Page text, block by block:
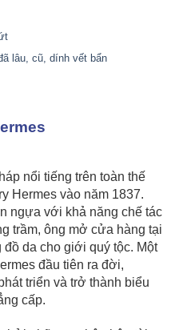
lâu, cũ, dính vết bẩn
nổi tiếng trên toàn thế
Hermes vào năm 1837.
ngựa với khả năng chế tác
trầm, ông mở cửa hàng tại
da cho giới quý tộc. Một
đầu tiên ra đời,
triển và trở thành biểu
cấp.